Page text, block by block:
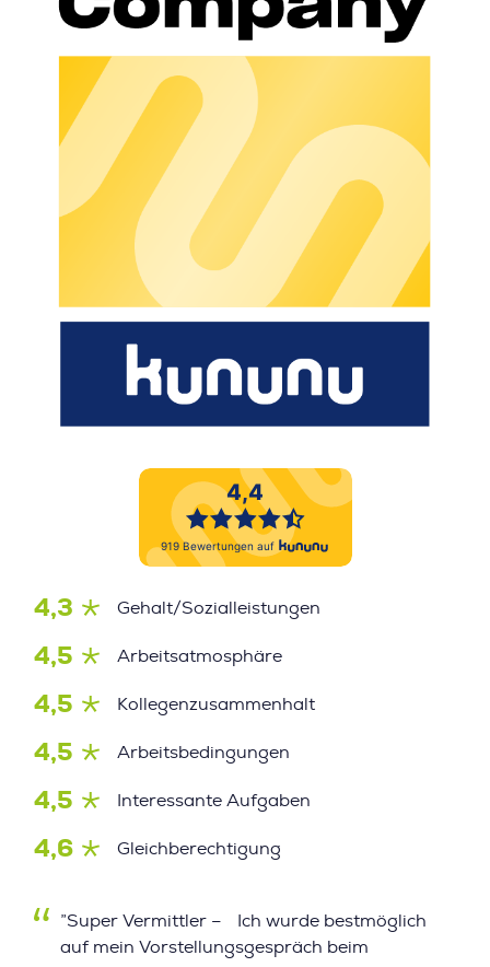
4,3 Gehalt/Sozialleistungen
4,5 Arbeitsatmosphäre
4,5 Kollegenzusammenhalt
4,5 Arbeitsbedingungen
4,5 Interessante Aufgaben
4,6 Gleichberechtigung
”Super Vermittler – Ich wurde bestmöglich
auf mein Vorstellungsgespräch beim